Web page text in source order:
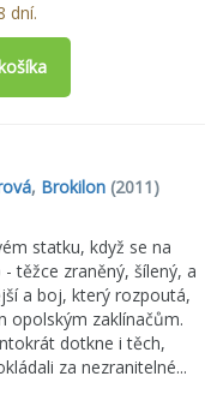
dní.
, Brokilon (2011)
statku, když se na
- těžce zraněný, šílený, a
a boj, který rozpoutá,
opolským zaklínačům.
dotkne i těch,
za nezranitelné...